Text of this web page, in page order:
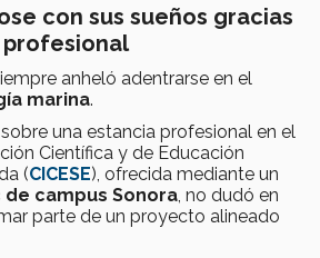
con sus sueños gracias
profesional
anheló adentrarse en el
marina.
una estancia profesional en el
Científica y de Educación
(CICESE), ofrecida mediante un
campus Sonora, no dudó en
parte de un proyecto alineado